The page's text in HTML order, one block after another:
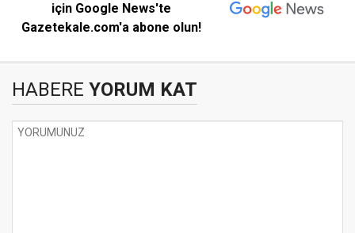
için Google News'te
Gazetekale.com'a abone olun!
HABERE YORUM KAT